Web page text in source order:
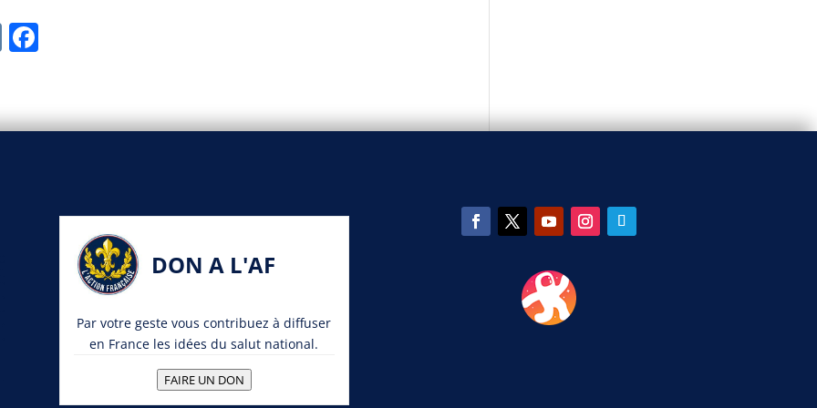
V
e
DON A L'AF
Par votre geste vous contribuez à diffuser
en France les idées du salut national.
FAIRE UN DON